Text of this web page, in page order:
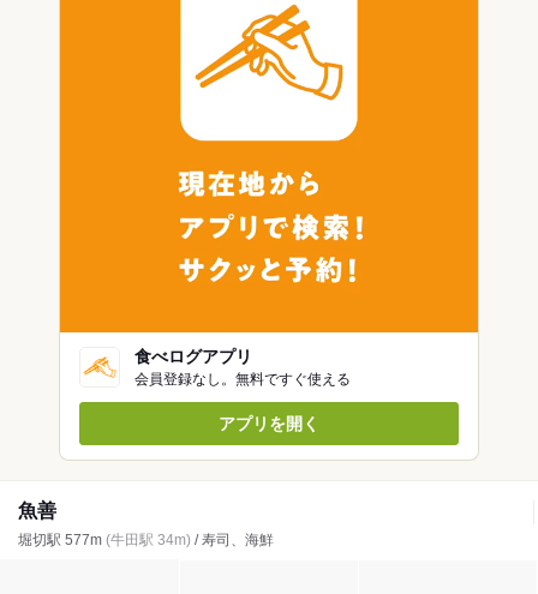
食べログアプリ
会員登録なし。無料ですぐ使える
アプリを開く
魚善
堀切駅 577m (牛田駅 34m) / 寿司、海鮮